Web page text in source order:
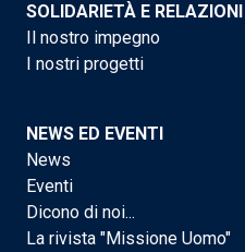
SOLIDARIETÀ E
Il nostro impegno
I nostri progetti
NEWS ED EVENTI
News
Eventi
Dicono di noi...
La rivista "Missione Uomo"